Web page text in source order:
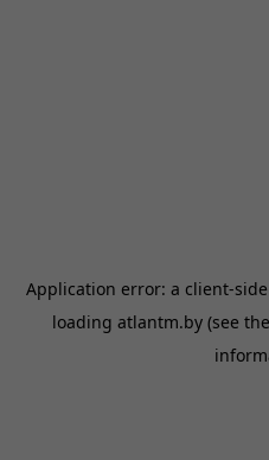
Application error: a client-
loading atlantm.by (see the